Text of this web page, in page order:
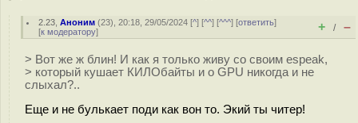
2.23 ,Аноним (23), 20:18, 29/05/2024 [^] [^^] [^^^] [ответить]
[к модератору] + / –
> Вот же ж блин! И как я только живу со своим espeak,
> который кушает КИЛОбайты и о GPU никогда и не
слыхал?..
Еще и не булькает поди как вон то. Экий ты читер!